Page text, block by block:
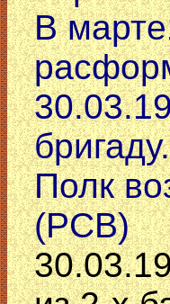
В
Полк
(РСВ)